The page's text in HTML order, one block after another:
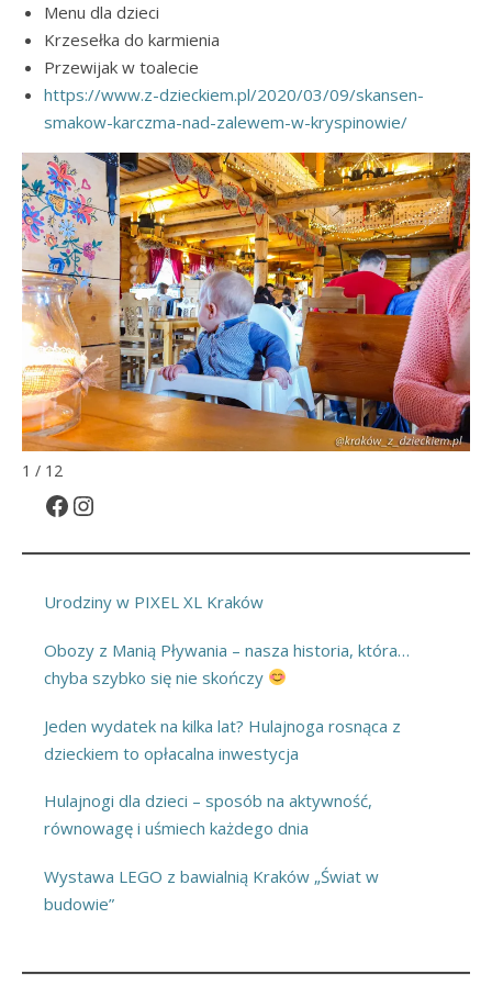
Menu dla dzieci
Krzesełka do karmienia
Przewijak w toalecie
https://www.z-dzieckiem.pl/2020/03/09/skansen-
smakow-karczma-nad-zalewem-w-kryspinowie/
1 / 12
Facebook
Instagram
Urodziny w PIXEL XL Kraków
Obozy z Manią Pływania – nasza historia, która…
chyba szybko się nie skończy
Jeden wydatek na kilka lat? Hulajnoga rosnąca z
dzieckiem to opłacalna inwestycja
Hulajnogi dla dzieci – sposób na aktywność,
równowagę i uśmiech każdego dnia
Wystawa LEGO z bawialnią Kraków „Świat w
budowie”